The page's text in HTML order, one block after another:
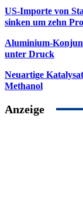
US-Importe von
sinken um zehn
Aluminium-
unter Druck
Neuartige
Methanol
Anzeige